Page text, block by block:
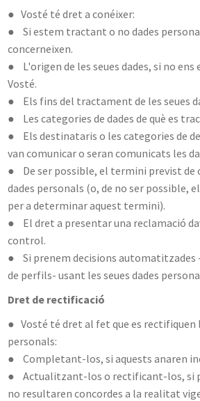
● Vosté té dret a conéixer:
● Si estem tractant o no dades
concerneixen.
● L'origen de les seues dades, si no ens
Vosté.
● Els fins del tractament de les seues
● Les categories de dades de què es
● Els destinataris o les categories de
van comunicar o seran comunicats les
● De ser possible, el termini previst de
dades personals (o, de no ser possible,
per a determinar aquest termini).
● El dret a presentar una reclamació
control.
● Si prenem decisions automatitzades
de perfils- usant les seues dades
Dret de rectificació
● Vosté té dret al fet que es rectifiquen
personals:
● Completant-los, si aquests anaren
● Actualitzant-los o rectificant-los, si
no resultaren concordes a la realitat